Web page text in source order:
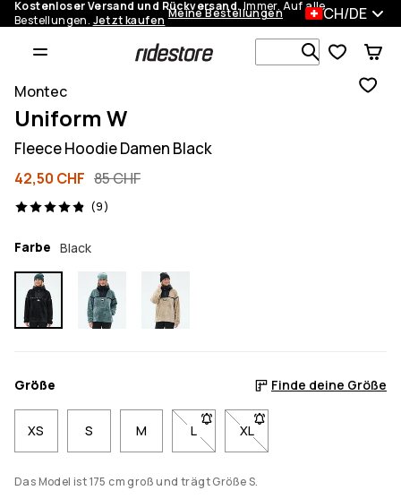
Kostenloser Versand und Rückversand.Immer. Auf alle
Bestellungen. Jetzt kaufen Meine Bestellungen CH/DE
Montec
Uniform W
Fleece Hoodie Damen Black
42,50 CHF 85 CHF
(9)
9 Reviews, 4.9/5
Farbe Black
Größe Finde deine Größe
XS S M L- Größe L nicht verfügbar. Klicke,
XL- Größe XL nicht
Das Model ist 175 cm groß und trägt Größe S.